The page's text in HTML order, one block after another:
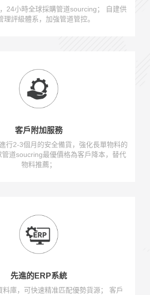
24小時全球採購管道sourcing； 自建供
理評級體系，加強管道管控。
客戶附加服務
行2-3個月的安全備貨，強化長單物料的
道soucring最優價格為客戶降本，替代
物料推薦；
先進的ERP系統
料庫，可快速精准匹配優勢貨源； 客戶